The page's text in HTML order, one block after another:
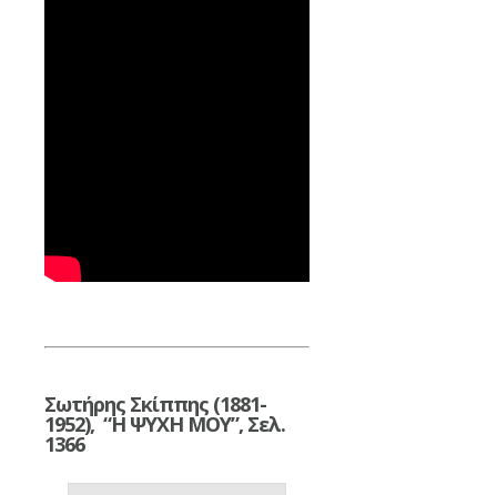
Σωτήρης Σκίππης (1881-
1952), “Η ΨΥΧΗ ΜΟΥ”, Σελ.
1366